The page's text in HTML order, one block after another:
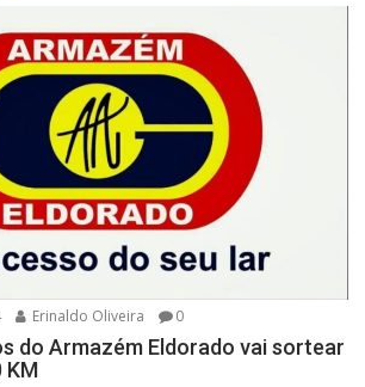
Erinaldo Oliveira 0
do Armazém Eldorado vai sortear
KM